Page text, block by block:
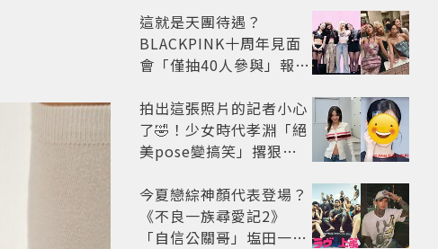
這就是天團待遇？
BLACKPINK十周年見面
會「僅抽40人參與」報名
怒了😡
拍出這張照片的記者小心
了🤣！少女時代孝淵「絕
美pose變搞笑」撂狠
今夏戀綜神顏代表登場？
《不良一族尋愛記2》
「自信公關哥」塩田一馬